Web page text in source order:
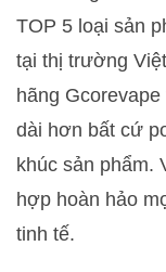
TOP 5 loại sản
tại thị trường
hãng
dài hơn bất cứ
khúc sản phẩm.
hợp hoàn hảo
tinh tế.